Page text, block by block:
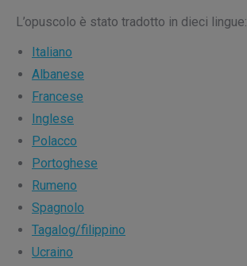
L’opuscolo è stato tradotto in dieci lingue:
Italiano
Albanese
Francese
Inglese
Polacco
Portoghese
Rumeno
Spagnolo
Tagalog/filippino
Ucraino